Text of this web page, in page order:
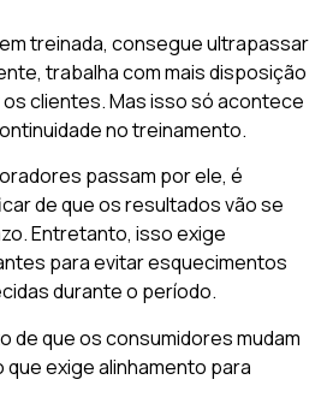
treinada, consegue ultrapassar
trabalha com mais disposição
clientes. Mas isso só acontece
no treinamento.
passam por ele, é
de que os resultados vão se
Entretanto, isso exige
para evitar esquecimentos
durante o período.
de que os consumidores mudam
exige alinhamento para